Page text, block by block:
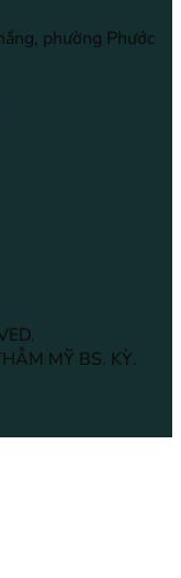
phường Phước
MỸ BS. KỲ.